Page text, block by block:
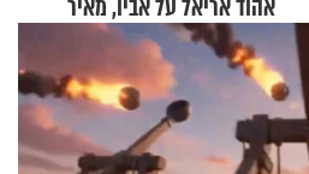
אהוד אריאל על אביו, מאיר
אריאל ז"ל